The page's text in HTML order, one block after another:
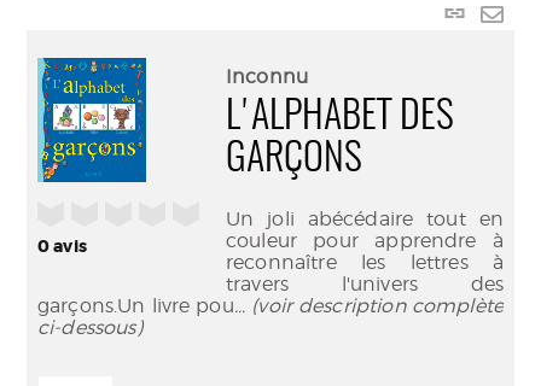
0avis
Inconnu
L'ALPHABET DES
GARÇONS
Un joli abécédaire tout en
couleur pour apprendre à
reconnaître les lettres à
travers l'univers des
garçons.Un livre pou... (voir description complète
ci-dessous)